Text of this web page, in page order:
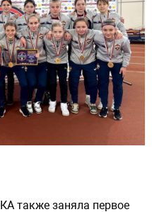
также заняла первое